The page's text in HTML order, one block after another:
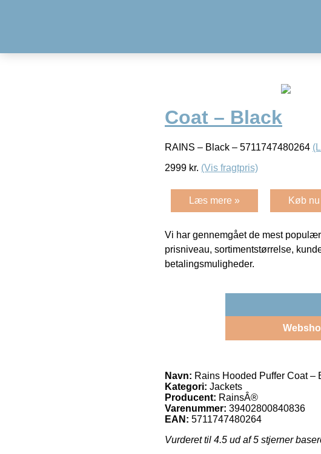
Coat – Black
RAINS – Black – 5711747480264
2999 kr. (Vis fragtpris)
Læs mere » Køb
Vi har gennemgået de mest
prisniveau, sortimentstørrelse,
betalingsmuligheder.
Navn: Rains Hooded Puffer Coat –
Kategori: Jackets
Producent: RainsÂ®
Varenummer: 39402800840836
EAN: 5711747480264
Vurderet til 4.5 ud af 5 stjerner